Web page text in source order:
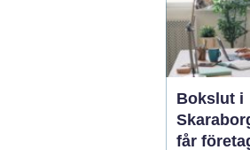
Bokslut i
får